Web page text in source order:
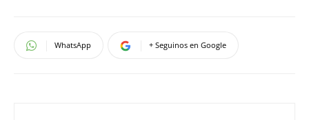
WhatsApp + Seguinos en Google